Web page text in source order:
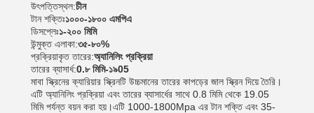
উৎপত্তিস্থল:চীন
টান শক্তিঃ১০০০-১৮০০ এমপিএ
ডিসপ্লেঃ১-২০০ মিমি
উন্মুক্ত এলাকা:৩৫-৮০%
প্রক্রিয়াকৃত তারের:অ্যানিলিং প্রক্রিয়া
তারের ব্যাসার্ধ:0.৮ মিমি-১৯05
মাবা স্ক্রিনের ক্যারিয়ার স্ক্রিনটি উচ্চমানের তারের কাপড়ের জাল স্ক্রিন দিয়ে তৈরি।
এটি অ্যানিলিং প্রক্রিয়া এবং তারের ব্যাসার্ধের সাথে 0.8 মিমি থেকে 19.05
মিমি পর্যন্ত বয়ন করা হয়।এটি 1000-1800Mpa এর টান শক্তি এবং 35-